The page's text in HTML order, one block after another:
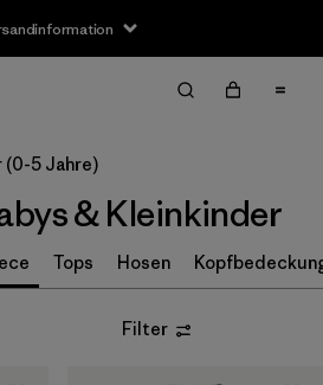
(0-5 Jahre)
& Kleinkinder
Tops Hosen
Filter